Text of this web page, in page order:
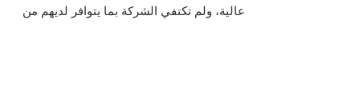
عالية، ولم تكتفي الشركة بما يتوافر لديهم من